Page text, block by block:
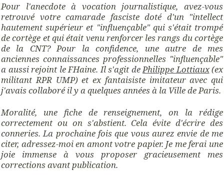
Pour l'anecdote à vocation journalistique, avez-vous
retrouvé votre camarade fasciste doté d'un "intellect
hautement supérieur et "influençable" qui s'était trompé
de cortège et qui était venu renforcer les rangs du cortège
de la CNT? Pour la confidence, une autre de mes
anciennes connaissances professionnelles "influençable"
a aussi rejoint le FHaine. Il s'agit dePhilippe Lottiaux(ex
militant RPR UMP) et ex fantaisiste imitateur avec qui
j'avais collaboré il y a quelques années à la Ville de Paris.
Moralité, une fiche de renseignement, on la rédige
correctement ou on s'abstient. Cela évite d'écrire des
conneries. La prochaine fois que vous aurez envie de me
citer, adressez-moi en amont votre papier. Je me ferai une
joie immense à vous proposer gracieusement mes
corrections avant publication.